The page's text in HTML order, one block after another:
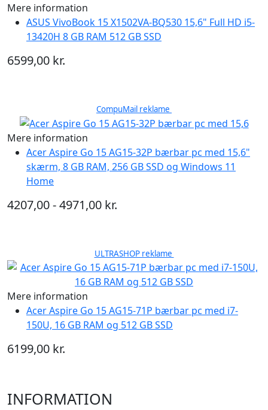
Mere information
ASUS VivoBook 15 X1502VA-BQ530 15,6" Full HD i5-
13420H 8 GB RAM 512 GB SSD
6599,00 kr.
CompuMail reklame
Mere information
Acer Aspire Go 15 AG15-32P bærbar pc med 15,6"
skærm, 8 GB RAM, 256 GB SSD og Windows 11
Home
4207,00 - 4971,00 kr.
ULTRASHOP reklame
Mere information
Acer Aspire Go 15 AG15-71P bærbar pc med i7-
150U, 16 GB RAM og 512 GB SSD
6199,00 kr.
INFORMATION